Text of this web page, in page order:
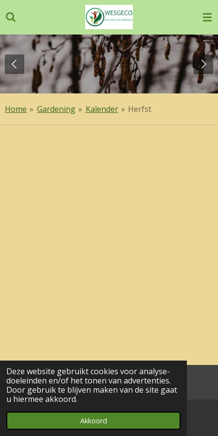
Deze website gebruikt cookies voor analyse-
doeleinden en/of het tonen van advertenties.
Door gebruik te blijven maken van de site gaat
u hiermee akkoord.
Akkoord
direct
naar
de
hoofdinhoud
Home » Gardening » Kalender » Herfst
aa© 2017 - 2024 wesgeco
E-mailadres